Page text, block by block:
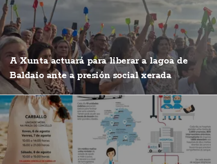
A Xunta actuará para liberar a lagoa de
Baldaio ante a presión social xerada